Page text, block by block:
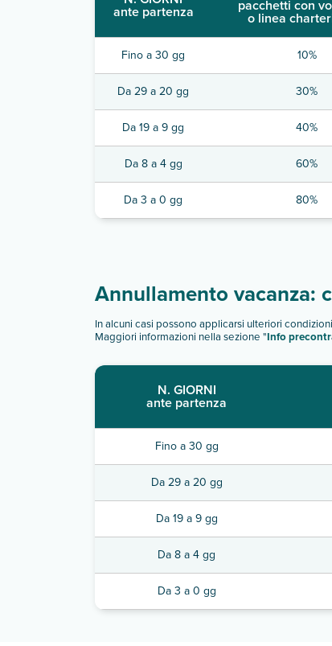
ante partenza pacchetti con
o linea
Fino a 30 gg 10%
Da 29 a 20 gg 30%
Da 19 a 9 gg 40%
Da 8 a 4 gg 60%
Da 3 a 0 gg 80%
Annullamento vacanza:
In alcuni casi possono applicarsi ulteriori
Maggiori informazioni nella sezione "Info
N. GIORNI
ante partenza
Fino a 30 gg
Da 29 a 20 gg
Da 19 a 9 gg
Da 8 a 4 gg
Da 3 a 0 gg